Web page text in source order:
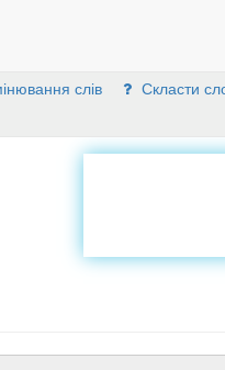
слів Скласти